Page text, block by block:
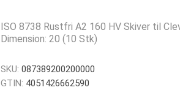
ISO 8738 Rustfri A2 160 HV Skiver til
Dimension: 20 (10 Stk)
SKU: 087389200200000
GTIN: 4051426662590